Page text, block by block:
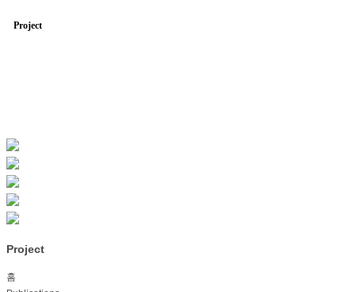
Project
Project
홈